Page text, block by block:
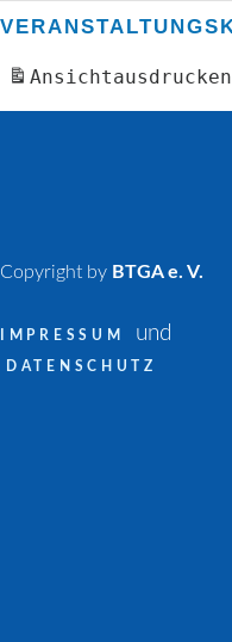
Obermonteur
Seminar
Obermonteur
BTGA
Ansichtausdrucken
Copyright by BTGA e. V.
IMPRESSUM und
DATENSCHUTZ